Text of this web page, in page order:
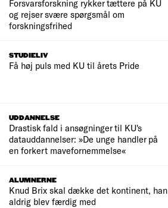
Forsvarsforskning rykker tættere på KU
og rejser svære spørgsmål om
forskningsfrihed
STUDIELIV
Få høj puls med KU til årets Pride
UDDANNELSE
Drastisk fald i ansøgninger til KU's
datauddannelser: »De unge handler på
en forkert mavefornemmelse«
ALUMNERNE
Knud Brix skal dække det kontinent, han
aldrig blev færdig med